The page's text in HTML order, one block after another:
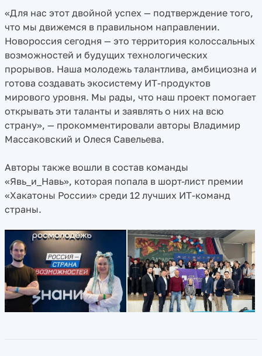
«Для нас этот двойной успех — подтверждение того,
что мы движемся в правильном направлении.
Новороссия сегодня — это территория колоссальных
возможностей и будущих технологических
прорывов. Наша молодежь талантлива, амбициозна и
готова создавать экосистему ИТ-продуктов
мирового уровня. Мы рады, что наш проект помогает
открывать эти таланты и заявлять о них на всю
страну», — прокомментировали авторы Владимир
Массаковский и Олеся Савельева.
Авторы также вошли в состав команды
«Явь_и_Навь», которая попала в шорт-лист премии
«Хакатоны России» среди 12 лучших ИТ-команд
страны.